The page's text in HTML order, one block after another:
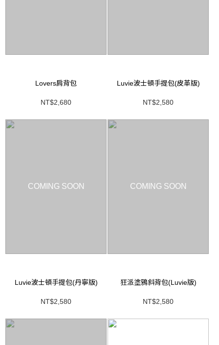
Lovers肩背包
NT$2,680
Luvie波士頓手提包(皮革版)
NT$2,580
COMING SOON
Luvie波士頓手提包(丹寧版)
NT$2,580
COMING SOON
狂派塗鴉斜背包(Luvie版)
NT$2,580